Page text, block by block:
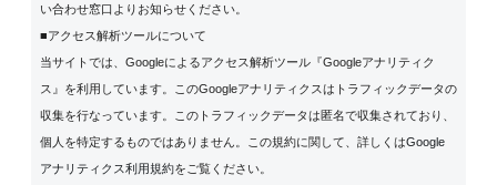
い合わせ窓口よりお知らせください。
■アクセス解析ツールについて
当サイトでは、Googleによるアクセス解析ツール『Googleアナリティク
ス』を利用しています。このGoogleアナリティクスはトラフィックデータの
収集を行なっています。このトラフィックデータは匿名で収集されており、
個人を特定するものではありません。この規約に関して、詳しくはGoogle
アナリティクス利用規約をご覧ください。